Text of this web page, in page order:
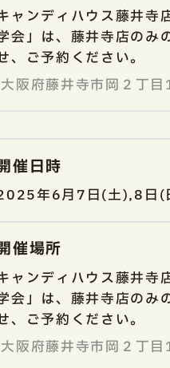
ャンディハウス藤井
会」は、藤井寺店のみ
、ご予約ください。
阪府藤井寺市岡２丁目
催日時
年6月7日(土),8日(
催場所
ャンディハウス藤井
会」は、藤井寺店のみ
、ご予約ください。
阪府藤井寺市岡２丁目